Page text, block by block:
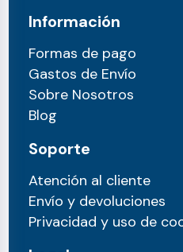
Información
Formas de pago
Gastos de Envío
Sobre Nosotros
Blog
Soporte
Atención al cliente
Envío y devoluciones
Privacidad y uso de